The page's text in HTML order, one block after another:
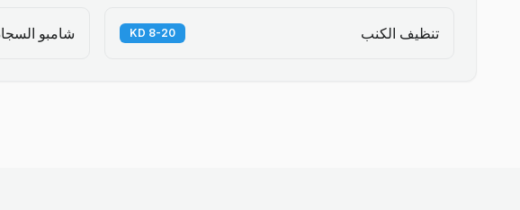
تنظيف الكنب 8-20 KD شامبو